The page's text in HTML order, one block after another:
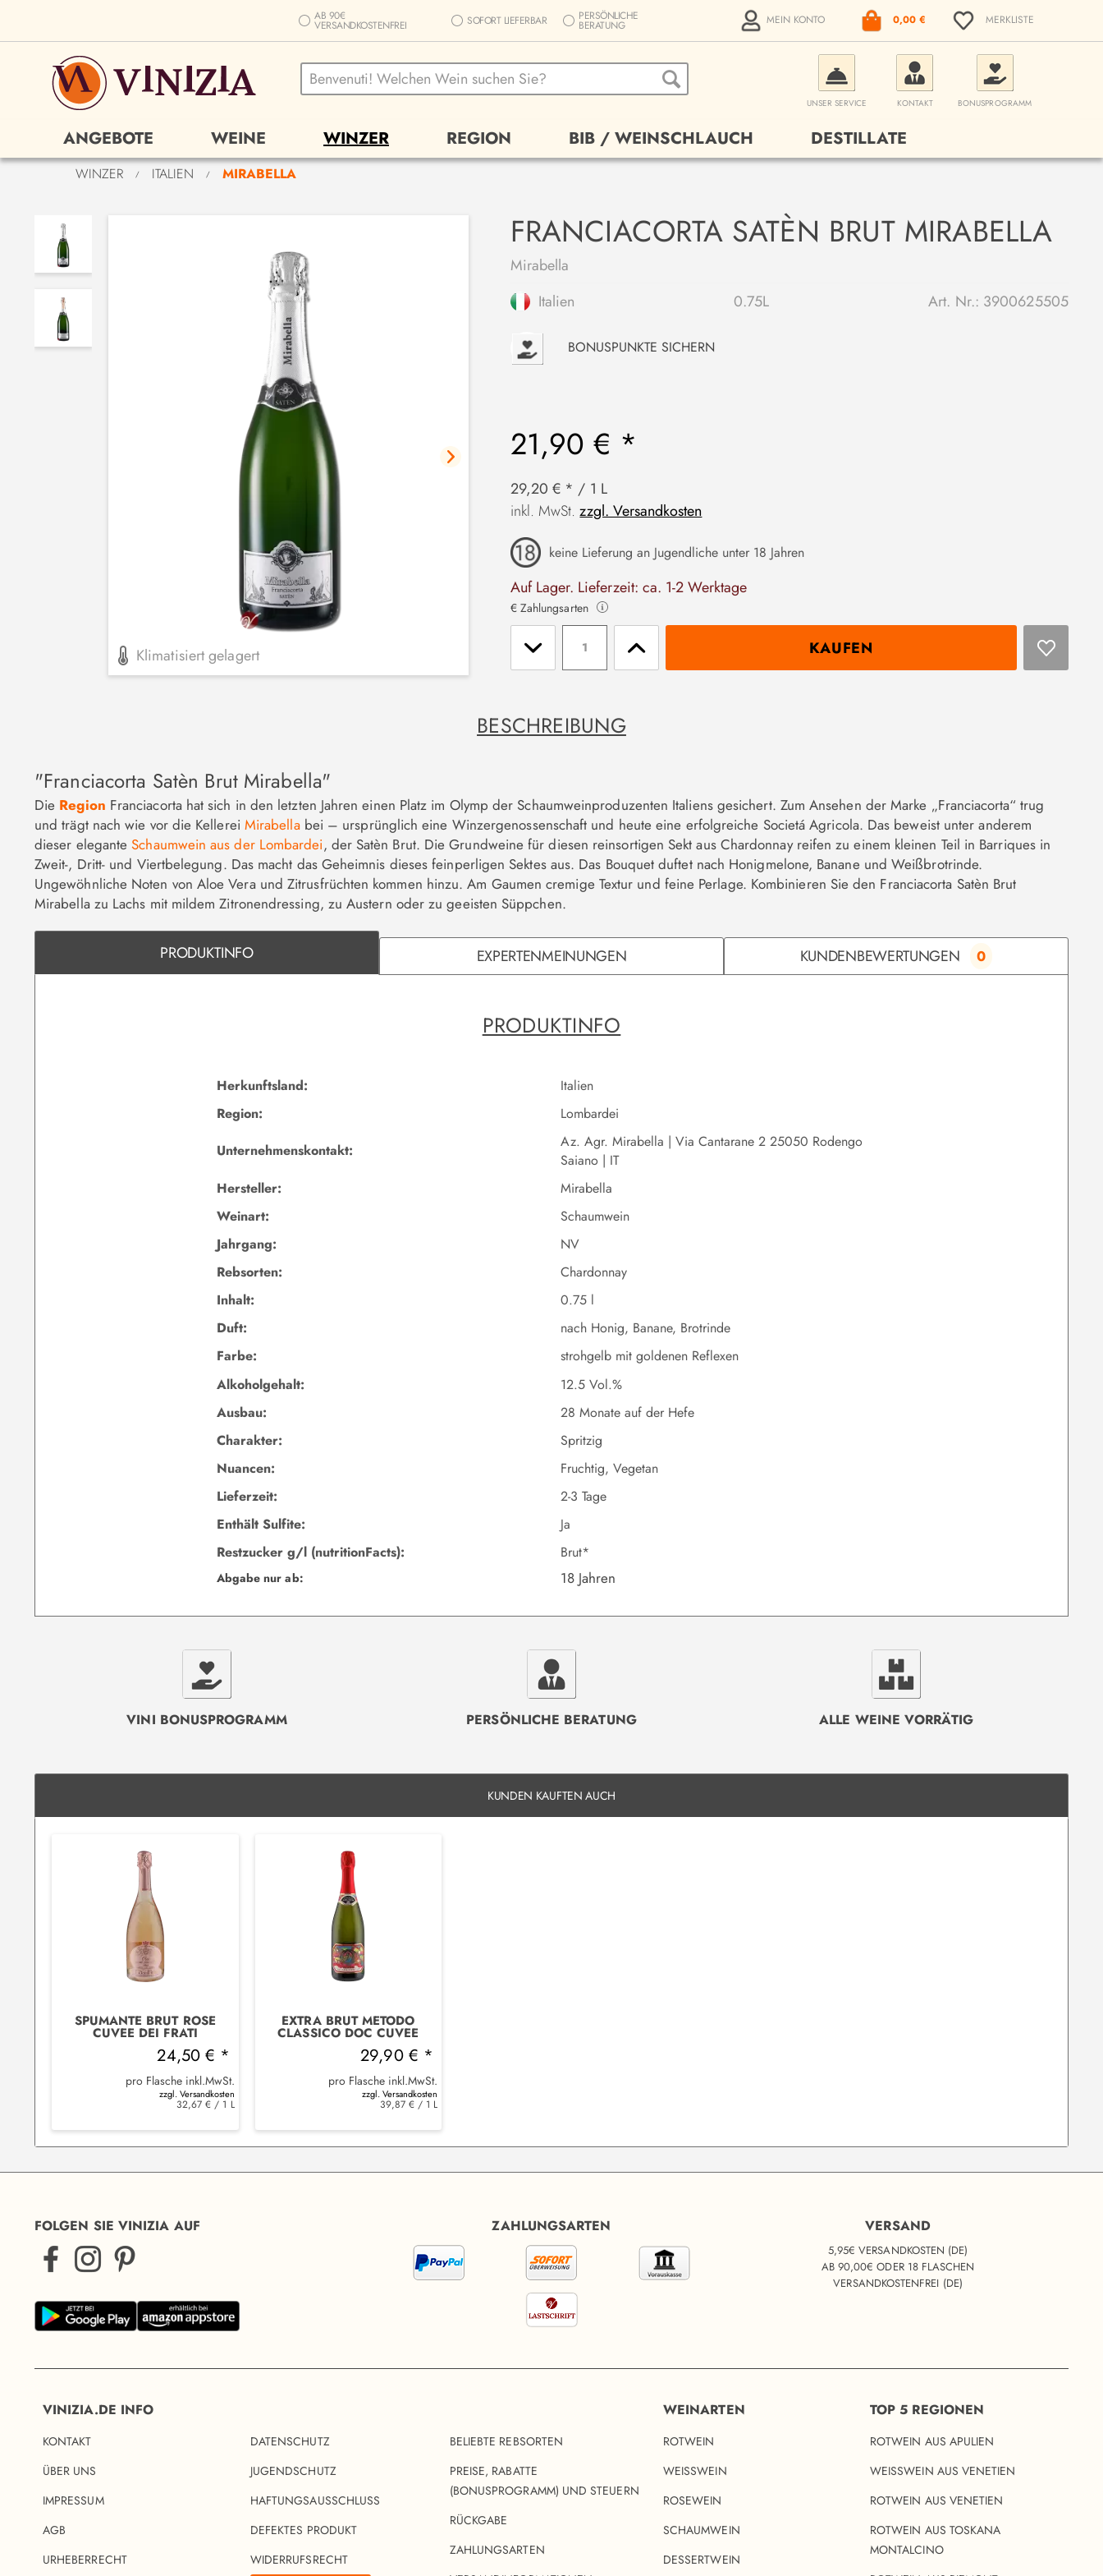
AB 90€
VERSANDKOSTENFREI SOFORT LIEFERBAR PERSÖNLICHE
BERATUNG MEIN KONTO 0,00 € MERKLISTE
UNSER SERVICE KONTAKT BONUSPROGRAMM
ANGEBOTE WEINE WINZER REGION BIB / WEINSCHLAUCH DESTILLATE
WINZER / ITALIEN / MIRABELLA
Klimatisiert gelagert
FRANCIACORTA SATÈN BRUT MIRABELLA
Mirabella
Italien
0.75L Art. Nr.: 3900625505
P BONUSPUNKTE SICHERN
21,90 € *
29,20 € * / 1 L
inkl. MwSt.zzgl. Versandkosten
keine Lieferung an Jugendliche unter 18 Jahren
Auf Lager. Lieferzeit: ca. 1-2 Werktage
€ Zahlungsarten
KAUFEN
BESCHREIBUNG
"Franciacorta Satèn Brut Mirabella"
Die Region Franciacorta hat sich in den letzten Jahren einen Platz im Olymp der Schaumweinproduzenten Italiens gesichert. Zum Ansehen der Marke „Franciacorta“ trug
und trägt nach wie vor die Kellerei Mirabellabei – ursprünglich eine Winzergenossenschaft und heute eine erfolgreiche Societá Agricola. Das beweist unter anderem
dieser eleganteSchaumwein aus der Lombardei, der Satèn Brut. Die Grundweine für diesen reinsortigen Sekt aus Chardonnay reifen zu einem kleinen Teil in Barriques in
Zweit-, Dritt- und Viertbelegung. Das macht das Geheimnis dieses feinperligen Sektes aus. Das Bouquet duftet nach Honigmelone, Banane und Weißbrotrinde.
Ungewöhnliche Noten von Aloe Vera und Zitrusfrüchten kommen hinzu. Am Gaumen cremige Textur und feine Perlage. Kombinieren Sie den Franciacorta Satèn Brut
Mirabella zu Lachs mit mildem Zitronendressing, zu Austern oder zu geeisten Süppchen.
PRODUKTINFO EXPERTENMEINUNGEN KUNDENBEWERTUNGEN 0
PRODUKTINFO
Herkunftsland:
Italien
Region:
Lombardei
Unternehmenskontakt:
Az. Agr. Mirabella | Via Cantarane 2 25050 Rodengo
Saiano | IT
Hersteller:
Mirabella
Weinart:
Schaumwein
Jahrgang:
NV
Rebsorten:
Chardonnay
Inhalt:
0.75 l
Duft:
nach Honig, Banane, Brotrinde
Farbe:
strohgelb mit goldenen Reflexen
Alkoholgehalt:
12.5 Vol.%
Ausbau:
28 Monate auf der Hefe
Charakter:
Spritzig
Nuancen:
Fruchtig, Vegetan
Lieferzeit:
2-3 Tage
Enthält Sulfite:
Ja
Restzucker g/l (nutritionFacts):
Brut*
Abgabe nur ab: 18 Jahren
VINI BONUSPROGRAMM PERSÖNLICHE BERATUNG ALLE WEINE VORRÄTIG
KUNDEN KAUFTEN AUCH
SPUMANTE BRUT ROSE
CUVEE DEI FRATI
24,50 € *
pro Flasche inkl.MwSt.
zzgl. Versandkosten
32,67 € / 1 L
EXTRA BRUT METODO
CLASSICO DOC CUVEE
MUGGI ARUNDA
29,90 € *
pro Flasche inkl.MwSt.
zzgl. Versandkosten
39,87 € / 1 L
FOLGEN SIE VINIZIA AUF ZAHLUNGSARTEN VERSAND
5,95€ VERSANDKOSTEN (DE)
AB 90,00€ ODER 18 FLASCHEN
VERSANDKOSTENFREI (DE)
VINIZIA.DE INFO
KONTAKT
ÜBER UNS
IMPRESSUM
AGB
URHEBERRECHT
DATENSCHUTZ
JUGENDSCHUTZ
HAFTUNGSAUSSCHLUSS
DEFEKTES PRODUKT
WIDERRUFSRECHT
BELIEBTE REBSORTEN
PREISE, RABATTE
(BONUSPROGRAMM) UND STEUERN
RÜCKGABE
ZAHLUNGSARTEN
WEINARTEN
ROTWEIN
WEISSWEIN
ROSEWEIN
SCHAUMWEIN
DESSERTWEIN
TOP 5 REGIONEN
ROTWEIN AUS APULIEN
WEISSWEIN AUS VENETIEN
ROTWEIN AUS VENETIEN
ROTWEIN AUS TOSKANA
MONTALCINO